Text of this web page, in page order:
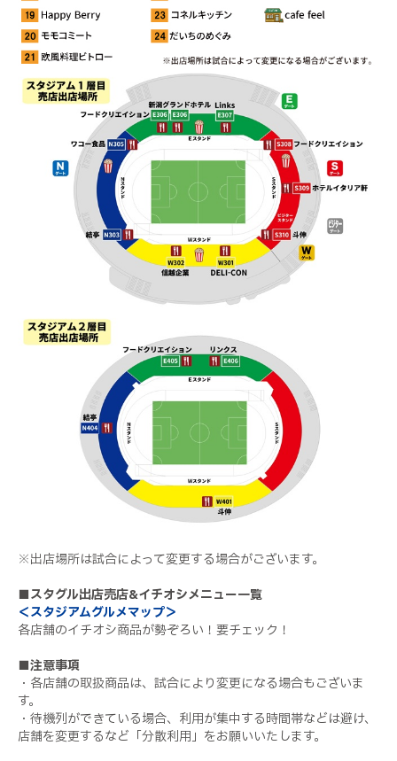
※出店場所は試合によって変更する場合がございます。
■スタグル出店売店&イチオシメニュー一覧
＜スタジアムグルメマップ＞
各店舗のイチオシ商品が勢ぞろい！要チェック！
■注意事項
・各店舗の取扱商品は、試合により変更になる場合もございま
す。
・待機列ができている場合、利用が集中する時間帯などは避け、
店舗を変更するなど「分散利用」をお願いいたします。